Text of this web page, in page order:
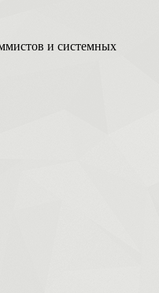
и системных